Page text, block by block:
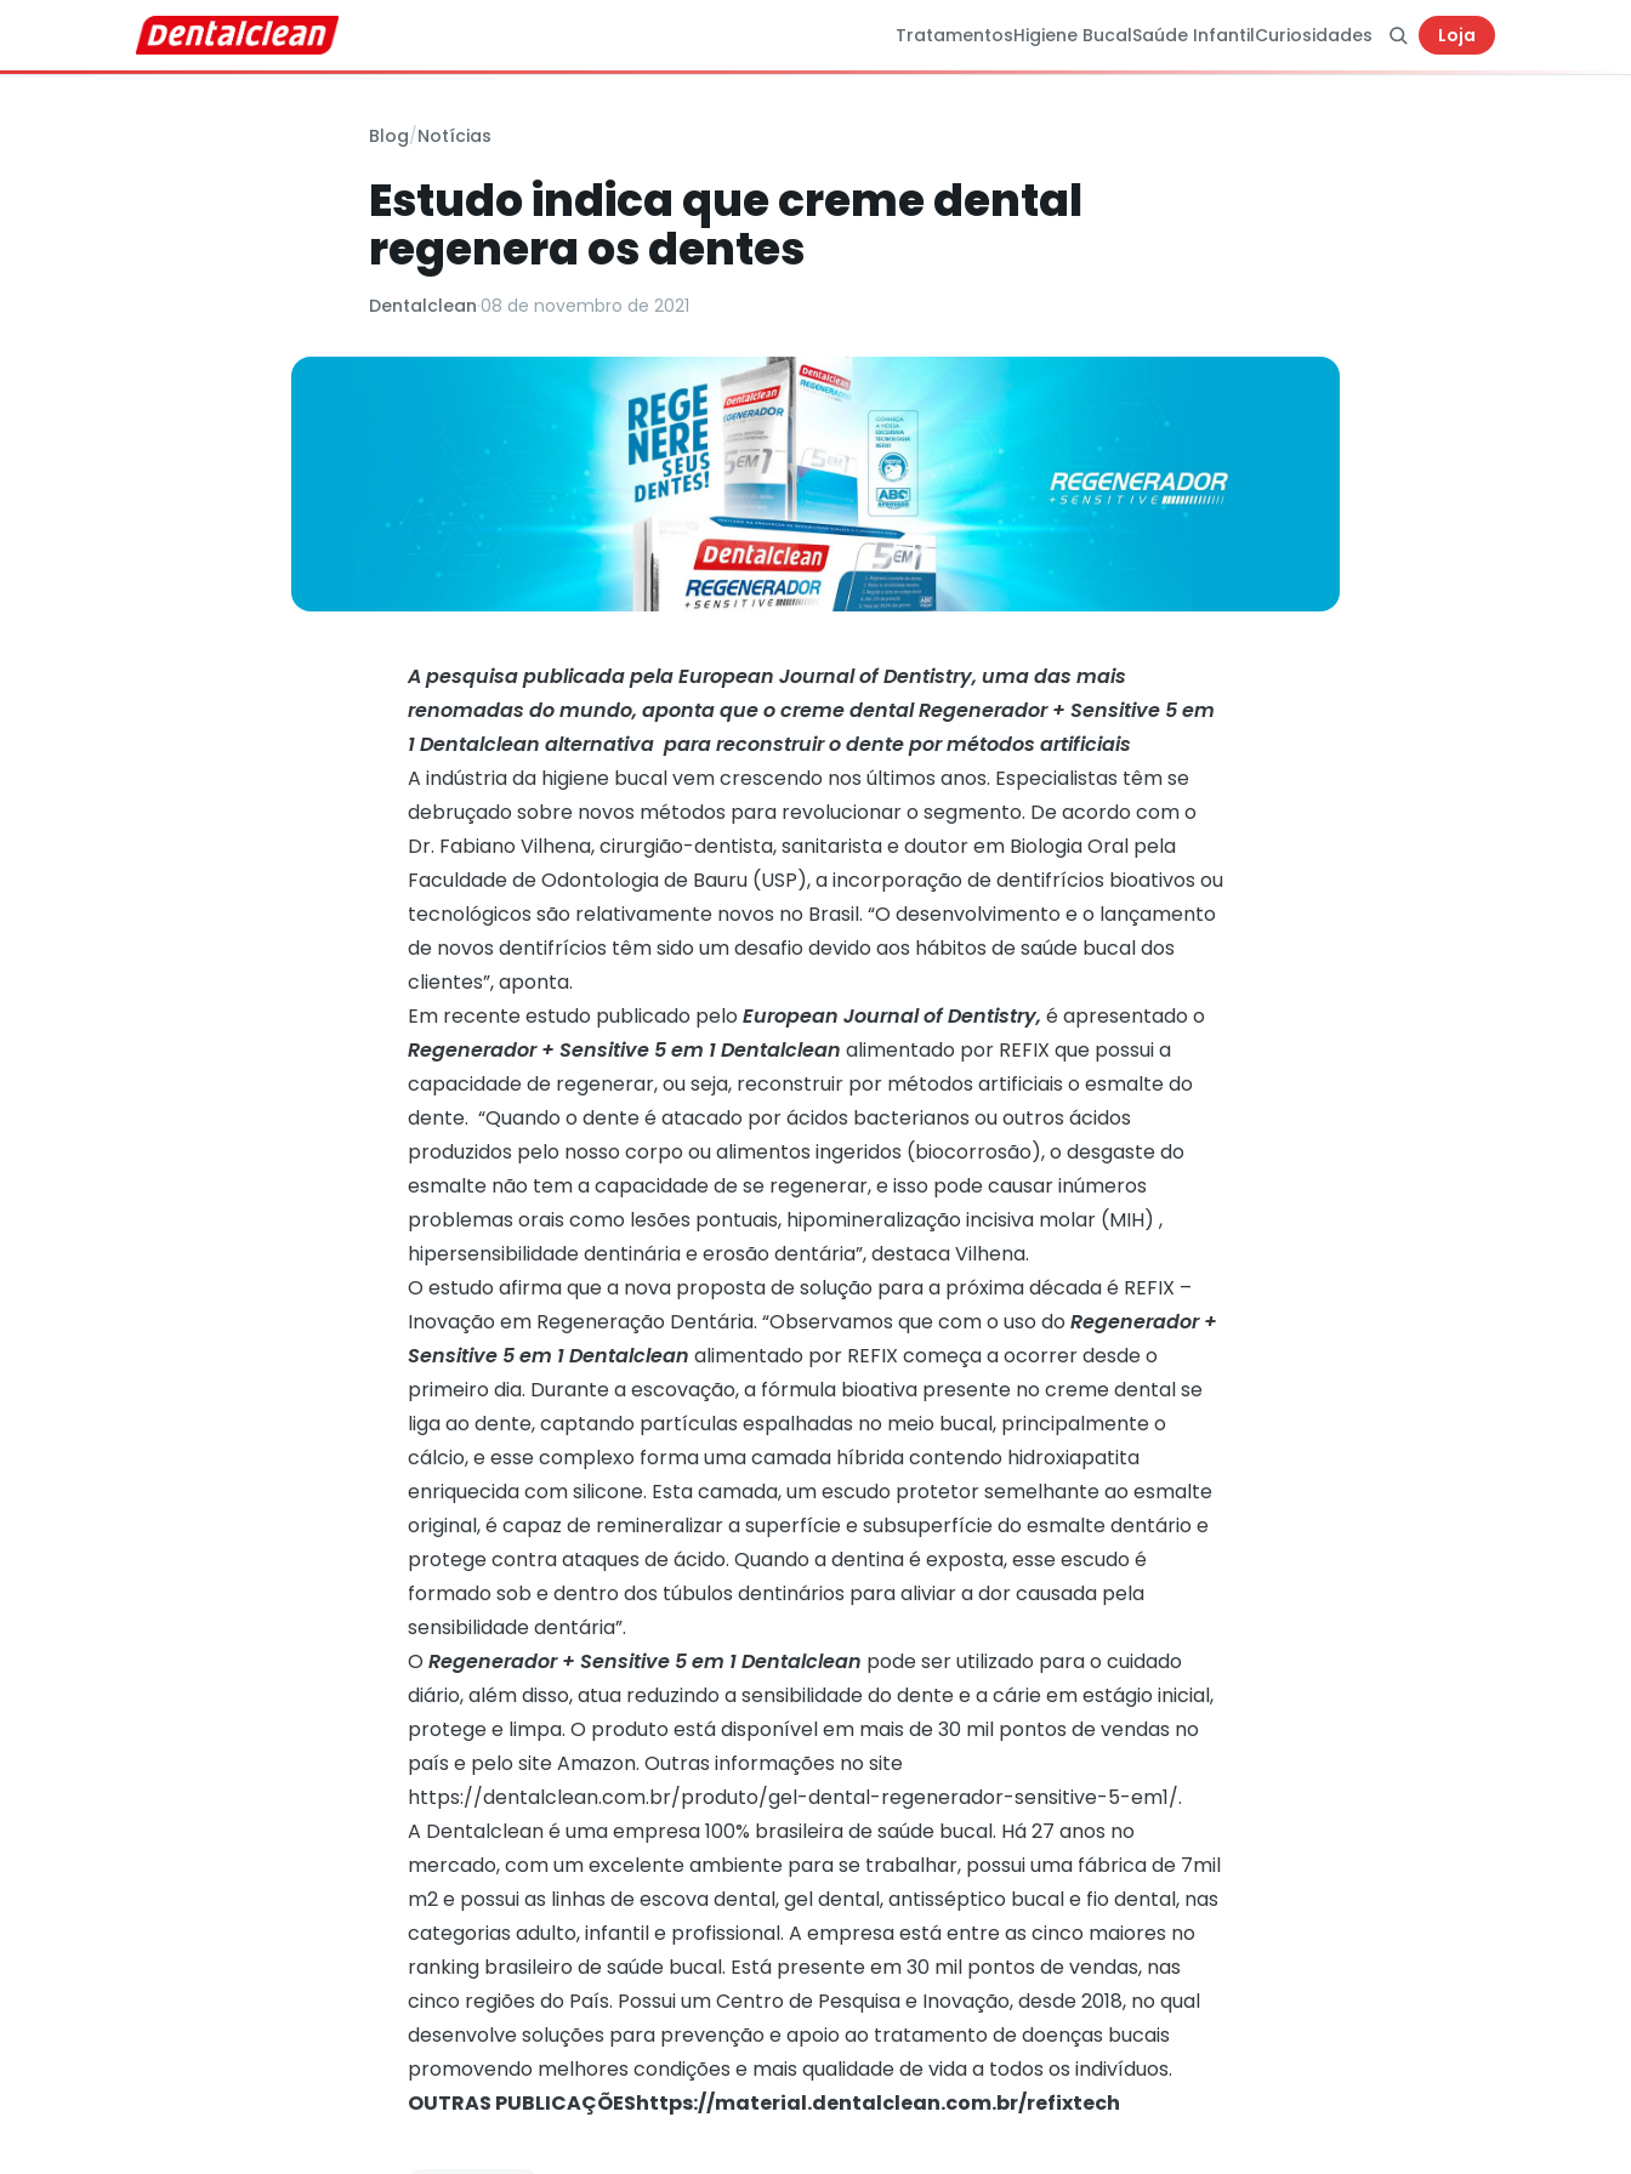
TratamentosHigiene BucalSaúde InfantilCuriosidades Loja
Blog/Notícias
Estudo indica que creme dental
regenera os dentes
Dentalclean·08 de novembro de 2021
A pesquisa publicada pela European Journal of Dentistry, uma das mais
renomadas do mundo, aponta que o creme dental Regenerador + Sensitive 5 em
1 Dentalclean alternativa para reconstruir o dente por métodos artificiais
A indústria da higiene bucal vem crescendo nos últimos anos. Especialistas têm se
debruçado sobre novos métodos para revolucionar o segmento. De acordo com o
Dr. Fabiano Vilhena, cirurgião-dentista, sanitarista e doutor em Biologia Oral pela
Faculdade de Odontologia de Bauru (USP), a incorporação de dentifrícios bioativos ou
tecnológicos são relativamente novos no Brasil. “O desenvolvimento e o lançamento
de novos dentifrícios têm sido um desafio devido aos hábitos de saúde bucal dos
clientes”, aponta.
Em recente estudo publicado pelo European Journal of Dentistry, é apresentado o
Regenerador + Sensitive 5 em 1 Dentalclean alimentado por REFIX que possui a
capacidade de regenerar, ou seja, reconstruir por métodos artificiais o esmalte do
dente. “Quando o dente é atacado por ácidos bacterianos ou outros ácidos
produzidos pelo nosso corpo ou alimentos ingeridos (biocorrosão), o desgaste do
esmalte não tem a capacidade de se regenerar, e isso pode causar inúmeros
problemas orais como lesões pontuais, hipomineralização incisiva molar (MIH) ,
hipersensibilidade dentinária e erosão dentária”, destaca Vilhena.
O estudo afirma que a nova proposta de solução para a próxima década é REFIX –
Inovação em Regeneração Dentária. “Observamos que com o uso do Regenerador +
Sensitive 5 em 1 Dentalclean alimentado por REFIX começa a ocorrer desde o
primeiro dia. Durante a escovação, a fórmula bioativa presente no creme dental se
liga ao dente, captando partículas espalhadas no meio bucal, principalmente o
cálcio, e esse complexo forma uma camada híbrida contendo hidroxiapatita
enriquecida com silicone. Esta camada, um escudo protetor semelhante ao esmalte
original, é capaz de remineralizar a superfície e subsuperfície do esmalte dentário e
protege contra ataques de ácido. Quando a dentina é exposta, esse escudo é
formado sob e dentro dos túbulos dentinários para aliviar a dor causada pela
sensibilidade dentária”.
O Regenerador + Sensitive 5 em 1 Dentalclean pode ser utilizado para o cuidado
diário, além disso, atua reduzindo a sensibilidade do dente e a cárie em estágio inicial,
protege e limpa. O produto está disponível em mais de 30 mil pontos de vendas no
país e pelo site Amazon. Outras informações no site
https://dentalclean.com.br/produto/gel-dental-regenerador-sensitive-5-em1/.
A Dentalclean é uma empresa 100% brasileira de saúde bucal. Há 27 anos no
mercado, com um excelente ambiente para se trabalhar, possui uma fábrica de 7mil
m2 e possui as linhas de escova dental, gel dental, antisséptico bucal e fio dental, nas
categorias adulto, infantil e profissional. A empresa está entre as cinco maiores no
ranking brasileiro de saúde bucal. Está presente em 30 mil pontos de vendas, nas
cinco regiões do País. Possui um Centro de Pesquisa e Inovação, desde 2018, no qual
desenvolve soluções para prevenção e apoio ao tratamento de doenças bucais
promovendo melhores condições e mais qualidade de vida a todos os indivíduos.
OUTRAS PUBLICAÇÕEShttps://material.dentalclean.com.br/refixtech